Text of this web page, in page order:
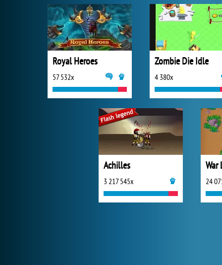
Royal Heroes
57 532x
Zombie Die Idle
4 380x
Achilles
3 217 545x
War
24